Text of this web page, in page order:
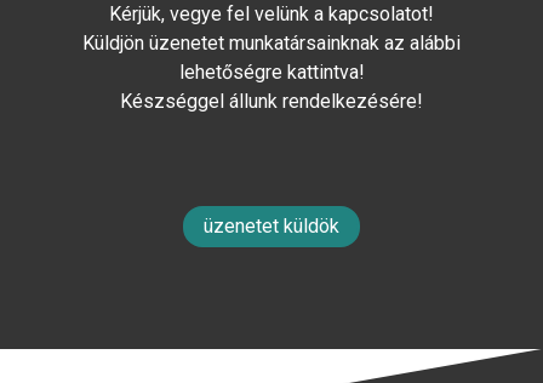
Kérjük, vegye fel velünk a kapcsolatot!
Küldjön üzenetet munkatársainknak az alábbi
lehetőségre kattintva!
Készséggel állunk rendelkezésére!
üzenetet küldök